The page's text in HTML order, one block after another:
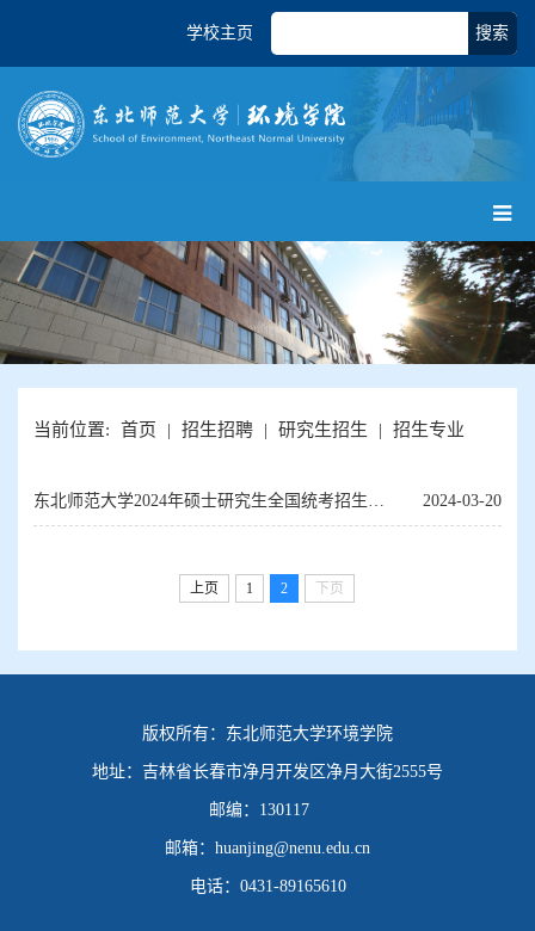
搜索
学校主页
当前位置: 首页 | 招生招聘 | 研究生招生 | 招生专业
东北师范大学2024年硕士研究生全国统考招生专 2024-03-20
上页 1 2 下页
版权所有： 东北师范大学环境学院
地址： 吉林省长春市净月开发区净月大街2555号
邮编： 130117
邮箱： huanjing@nenu.edu.cn
电话： 0431-89165610